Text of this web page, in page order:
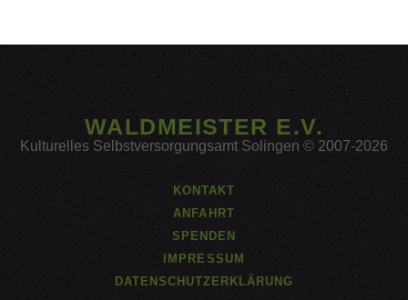
WALDMEISTER E.V.
Kulturelles Selbstversorgungsamt Solingen © 2007-2026
KONTAKT
ANFAHRT
SPENDEN
IMPRESSUM
DATENSCHUTZERKLÄRUNG